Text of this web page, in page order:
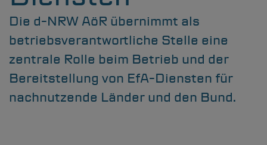
Leistungsportfolio
Kommunalvertreter & Onlinezugang
Projektanfrage
Die d-NRW AöR übernimmt als
betriebsverantwortliche Stelle eine
zentrale Rolle beim Betrieb und der
Bereitstellung von EfA-Diensten für
nachnutzende Länder und den Bund.